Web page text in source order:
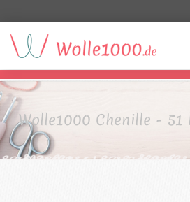
Wolle1000 Chenille - 51